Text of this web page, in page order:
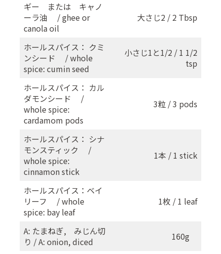
ギー または キャノ
ーラ油 / ghee or
canola oil
大さじ2 / 2 Tbsp
ホールスパイス： クミ
ンシード / whole
spice: cumin seed
小さじ1と1/2 / 1 1/2
tsp
ホールスパイス： カル
ダモンシード /
whole spice:
cardamom pods
3粒 / 3 pods
ホールスパイス： シナ
モンスティック /
whole spice:
cinnamon stick
1本 / 1 stick
ホールスパイス：ベイ
リーフ / whole
spice: bay leaf
1枚 / 1 leaf
A: たまねぎ, みじん切
り / A: onion, diced
160g